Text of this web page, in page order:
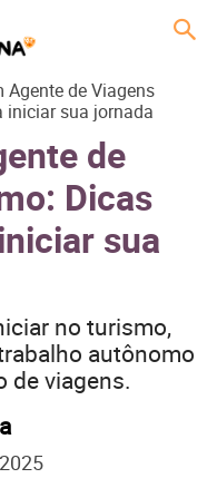
Agente de Viagens
iniciar sua jornada
de
Dicas
sua
no turismo,
autônomo
de viagens.